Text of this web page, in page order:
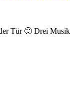
Tür 🙂 Drei